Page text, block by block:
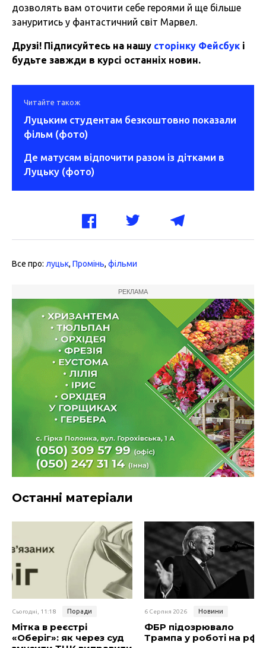
дозволять вам оточити себе героями й ще більше
зануритись у фантастичний світ Марвел.
Друзі! Підписуйтесь на нашу сторінку Фейсбук і
будьте завжди в курсі останніх новин.
Читайте також
Луцьким студентам безкоштовно показали
фільм (фото)
Де матусям відпочити разом із дітками в
Луцьку (фото)
Все про: луцьк, Промінь, фільми
РЕКЛАМА
Останні матеріали
Сьогодні, 11:18 Поради
Мітка в реєстрі
«Оберіг»: як через суд
6 Серпня 2026 Новини
ФБР підозрювало
Трампа у роботі на рф